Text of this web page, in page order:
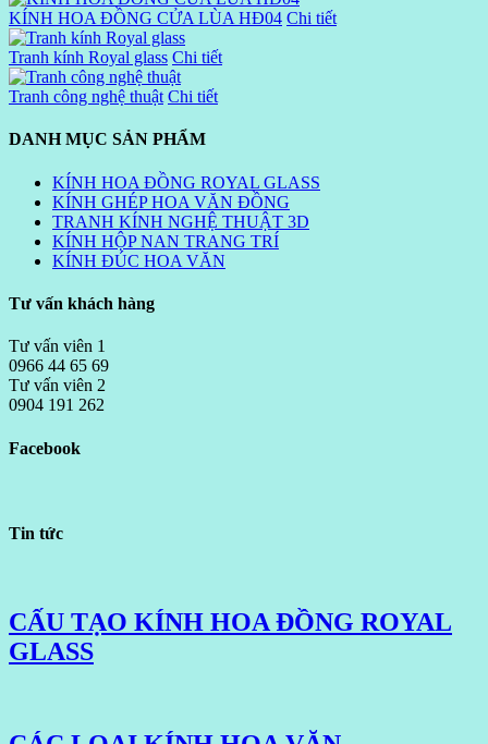
KÍNH HOA ĐỒNG CỬA LÙA HĐ04 Chi tiết
Tranh kính Royal glass Chi tiết
Tranh công nghệ thuật Chi tiết
DANH MỤC SẢN PHẨM
KÍNH HOA ĐỒNG ROYAL GLASS
KÍNH GHÉP HOA VĂN ĐỒNG
TRANH KÍNH NGHỆ THUẬT 3D
KÍNH HỘP NAN TRANG TRÍ
KÍNH ĐÚC HOA VĂN
Tư vấn khách hàng
Tư vấn viên 1
0966 44 65 69
Tư vấn viên 2
0904 191 262
Facebook
Tin tức
CẤU TẠO KÍNH HOA ĐỒNG ROYAL
GLASS